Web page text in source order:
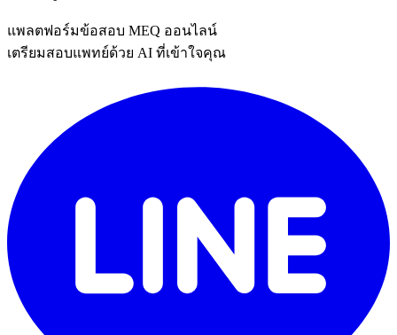
แพลตฟอร์มข้อสอบ MEQ ออนไลน์
เตรียมสอบแพทย์ด้วย AI ที่เข้าใจคุณ